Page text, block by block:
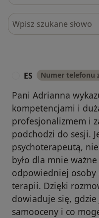
Szukaj w opiniach
ES Numer telefonu
Pani Adrianna
kompetencjami i
profesjonalizmem i
podchodzi do sesji.
psychoterapeutą,
było dla mnie
odpowiedniej
terapii. Dzięki
dowiaduje się,
samooceny i co